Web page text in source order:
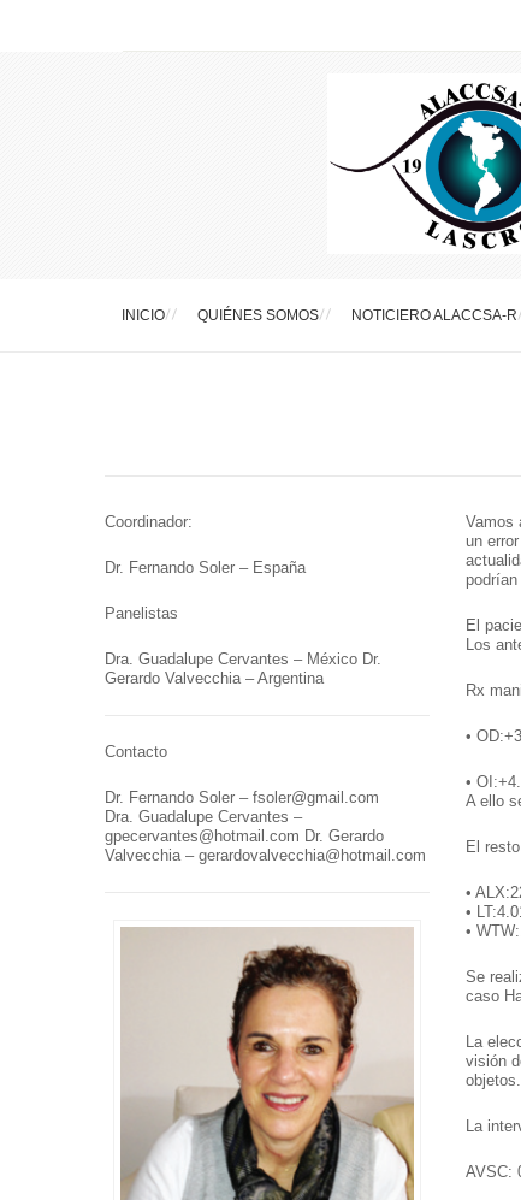
INICIO QUIÉNES SOMOS NOTICIERO ALACCSA-R
Coordinador:
Dr. Fernando Soler – España
Panelistas
Dra. Guadalupe Cervantes – México Dr.
Gerardo Valvecchia – Argentina
Contacto
Dr. Fernando Soler – fsoler@gmail.com
Dra. Guadalupe Cervantes –
gpecervantes@hotmail.com Dr. Gerardo
Valvecchia – gerardovalvecchia@hotmail.com
Vamos
un
El
Los
Rx
•
•
A ello
El
•
•
•
Se
caso
La
visión
objetos.
La
AVSC: